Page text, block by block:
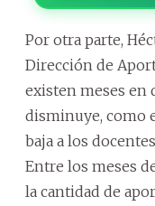
Por otra parte,
Dirección de
existen meses en
disminuye, como
baja a los
Entre los meses
la cantidad de